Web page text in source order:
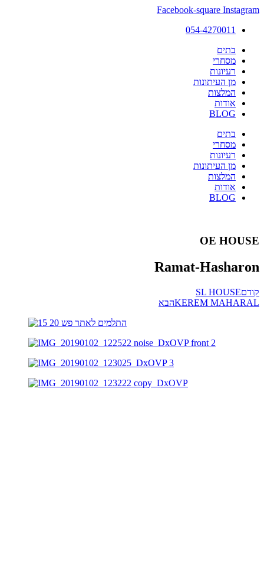
Facebook-square Instagram
054-4270011
בתים
מסחרי
רעיונות
מן העיתונות
המלצות
אודות
BLOG
בתים
מסחרי
רעיונות
מן העיתונות
המלצות
אודות
BLOG
OE HOUSE
Ramat-Hasharon
קודםSL HOUSE
KEREM MAHARALהבא